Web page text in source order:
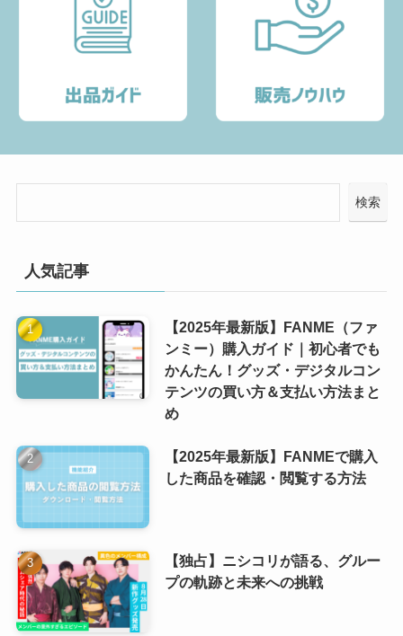
検索
人気記事
【2025年最新版】FANME（ファ
ンミー）購入ガイド｜初心者でも
かんたん！グッズ・デジタルコン
テンツの買い方＆支払い方法まと
め
【2025年最新版】FANMEで購入
した商品を確認・閲覧する方法
【独占】ニシコリが語る、グルー
プの軌跡と未来への挑戦